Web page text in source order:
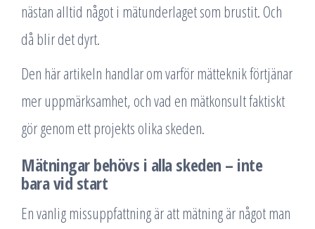
nästan alltid något i mätunderlaget som brustit. Och
då blir det dyrt.
Den här artikeln handlar om varför mätteknik förtjänar
mer uppmärksamhet, och vad en mätkonsult faktiskt
gör genom ett projekts olika skeden.
Mätningar behövs i alla skeden – inte
bara vid start
En vanlig missuppfattning är att mätning är något man